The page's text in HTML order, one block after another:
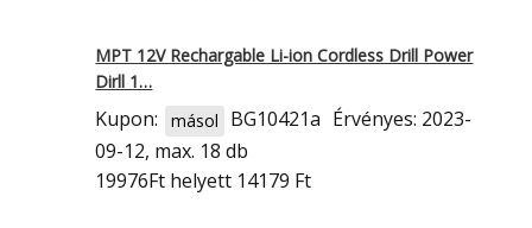
MPT 12V Rechargable Li-ion Cordless Drill Power
Dirll 1…
Kupon: másol BG10421a Érvényes: 2023-
09-12, max. 18 db
19976Ft helyett 14179 Ft